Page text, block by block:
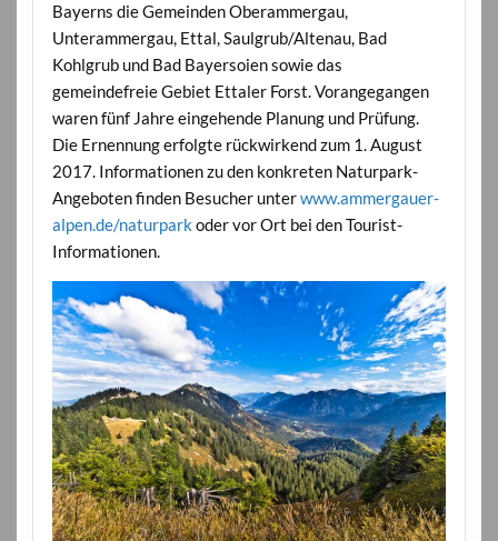
Bayerns die Gemeinden Oberammergau,
Unterammergau, Ettal, Saulgrub/Altenau, Bad
Kohlgrub und Bad Bayersoien sowie das
gemeindefreie Gebiet Ettaler Forst. Vorangegangen
waren fünf Jahre eingehende Planung und Prüfung.
Die Ernennung erfolgte rückwirkend zum 1. August
2017. Informationen zu den konkreten Naturpark-
Angeboten finden Besucher unterwww.ammergauer-
alpen.de/naturpark oder vor Ort bei den Tourist-
Informationen.